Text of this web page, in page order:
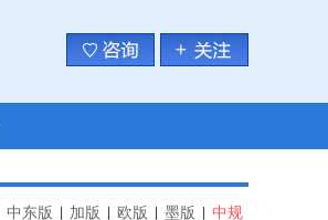
中东版 加版 欧版 墨版 中规